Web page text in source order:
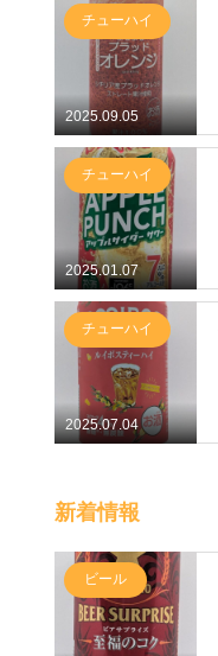
2025.09.05
チューハイ
2025.01.07
チューハイ
2025.07.04
チューハイ
新着情報
ビール